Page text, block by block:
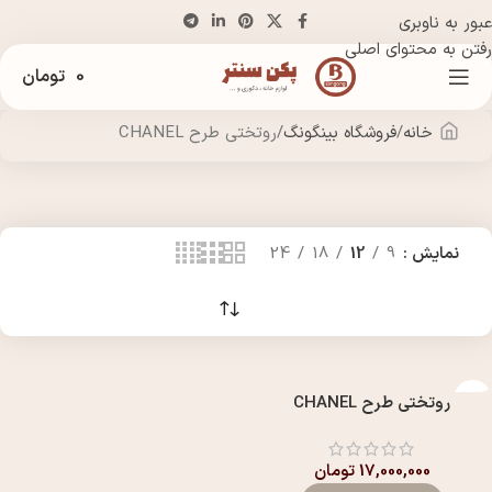
عبور به ناوبری
رفتن به محتوای اصلی
0 تومان
خانه فروشگاه بینگونگ روتختی طرح CHANEL
نمایش 9
12
18
24
روتختی طرح CHANEL
17,000,000تومان